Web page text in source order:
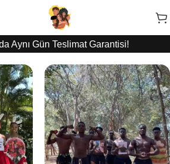
Aynı Gün Teslimat Garantisi!